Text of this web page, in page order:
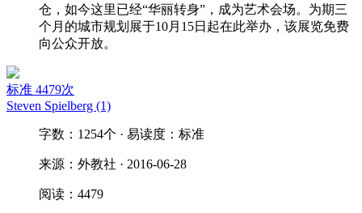
仓，如今这里已经“华丽转身”，成为艺术会场。为期三
个月的城市规划展于10月15日起在此举办，该展览免费
向公众开放。
标准 4479次
Steven Spielberg (1)
字数：1254个 · 易读度：标准
来源：外教社 · 2016-06-28
阅读：4479